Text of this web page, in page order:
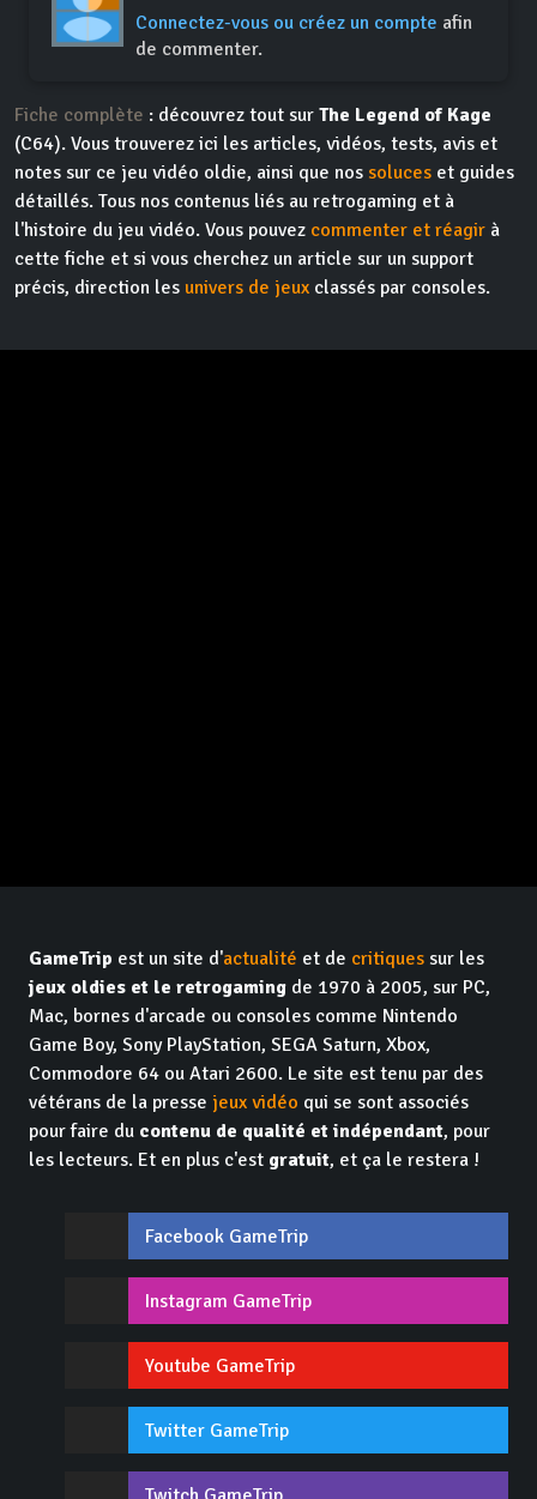
Connectez-vous ou créez un compte afin
de commenter.
Fiche complète : découvrez tout sur The Legend of Kage
(C64). Vous trouverez ici les articles, vidéos, tests, avis et
notes sur ce jeu vidéo oldie, ainsi que nos soluces et guides
détaillés. Tous nos contenus liés au retrogaming et à
l'histoire du jeu vidéo. Vous pouvez commenter et réagir à
cette fiche et si vous cherchez un article sur un support
précis, direction les univers de jeux classés par consoles.
GameTrip est un site d'actualité et de critiques sur les
jeux oldies et le retrogaming de 1970 à 2005, sur PC,
Mac, bornes d'arcade ou consoles comme Nintendo
Game Boy, Sony PlayStation, SEGA Saturn, Xbox,
Commodore 64 ou Atari 2600. Le site est tenu par des
vétérans de la presse jeux vidéo qui se sont associés
pour faire du contenu de qualité et indépendant, pour
les lecteurs. Et en plus c'est gratuit, et ça le restera !
Facebook GameTrip
Instagram GameTrip
Youtube GameTrip
Twitter GameTrip